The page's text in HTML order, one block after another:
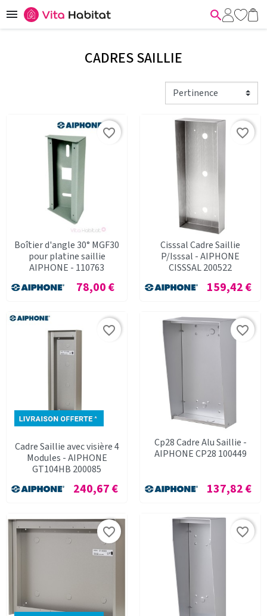
 
CADRES SAILLIE
Boîtier d'angle 30° MGF30
pour platine saillie
AIPHONE - 110763
Prix
78,00 €
favorite_border
Cisssal Cadre Saillie
P/Isssal - AIPHONE
CISSSAL 200522
Prix
159,42 €
favorite_border
Cadre Saillie avec visière 4
Modules - AIPHONE
GT104HB 200085
Prix
240,67 €
favorite_border
Cp28 Cadre Alu Saillie -
AIPHONE CP28 100449
Prix
137,82 €
favorite_border
favorite_border favorite_border